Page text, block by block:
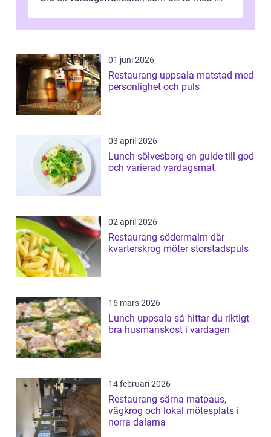
01 juni 2026
Restaurang uppsala matstad med
personlighet och puls
03 april 2026
Lunch sölvesborg en guide till god
och varierad vardagsmat
02 april 2026
Restaurang södermalm där
kvarterskrog möter storstadspuls
16 mars 2026
Lunch uppsala så hittar du riktigt
bra husmanskost i vardagen
14 februari 2026
Restaurang särna matpaus,
vägkrog och lokal mötesplats i
norra dalarna